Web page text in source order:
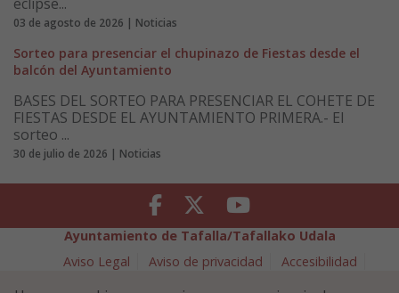
03 de agosto de 2026 | Noticias
Sorteo para presenciar el chupinazo de Fiestas desde el
balcón del Ayuntamiento
BASES DEL SORTEO PARA PRESENCIAR EL COHETE DE
FIESTAS DESDE EL AYUNTAMIENTO PRIMERA.- El
sorteo ...
30 de julio de 2026 | Noticias
Facebook Twitter Youtube
Ayuntamiento de Tafalla/Tafallako Udala
Aviso Legal
Aviso de privacidad
Accesibilidad